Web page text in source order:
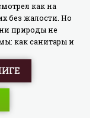
как на
без жалости. Но
природы не
как санитары и
очередь
несущих в
и дефекты.
чрезмерного
Но старые